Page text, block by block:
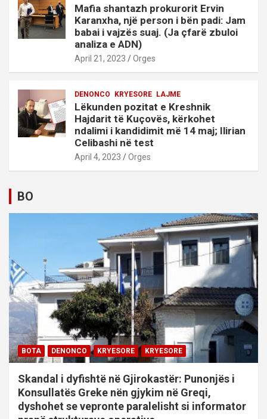
Mafia shantazh prokurorit Ervin
Karanxha, një person i bën padi: Jam
babai i vajzës suaj. (Ja çfarë zbuloi
analiza e ADN)
April 21, 2023 Orges
DENONCO KRYESORE LAJME
Lëkunden pozitat e Kreshnik
Hajdarit të Kuçovës, kërkohet
ndalimi i kandidimit më 14 maj; Ilirian
Celibashi në test
April 4, 2023 Orges
BO
BOTA DENONCO KRYESORE KRYESORE
Skandal i dyfishtë në Gjirokastër: Punonjës i
Konsullatës Greke nën gjykim në Greqi,
dyshohet se vepronte paralelisht si informator